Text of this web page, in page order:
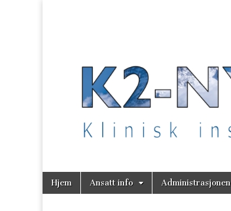
K2 Nytt
Main
menu
Skip
Hjem Ansatt info Administrasjonen